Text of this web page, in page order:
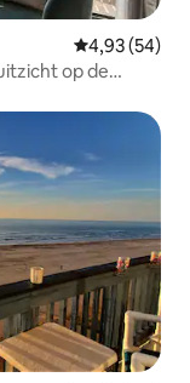
Gemiddelde
4,93 (54)
op de